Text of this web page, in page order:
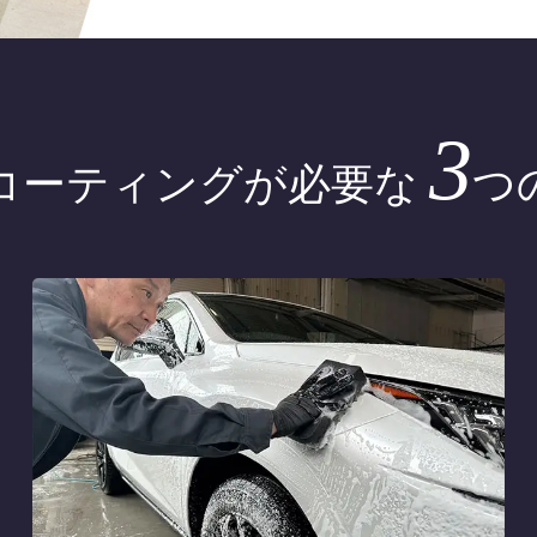
ーティングが必要な 3つ